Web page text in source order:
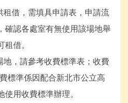
租借，需填具申請表，申請流
確認各處室有無使用該場地舉
借。
地，請參考收費標準表；收費
標準係因配合新北市公立高
用收費標準辦理。